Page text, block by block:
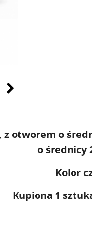
otworem o
o średnicy
Kolor
Kupiona 1